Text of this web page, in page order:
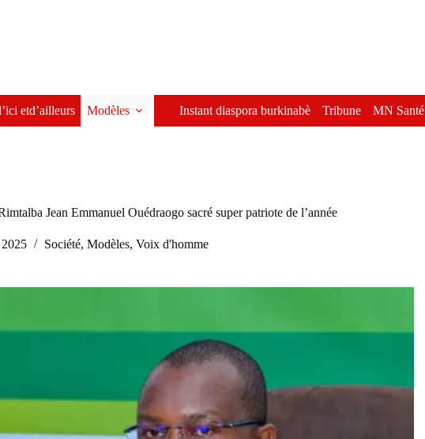
etd’ailleurs Modèles Instant diaspora burkinabè Tribune MN Santé
Jean Emmanuel Ouédraogo sacré super patriote de l’année
Société, Modèles, Voix d'homme